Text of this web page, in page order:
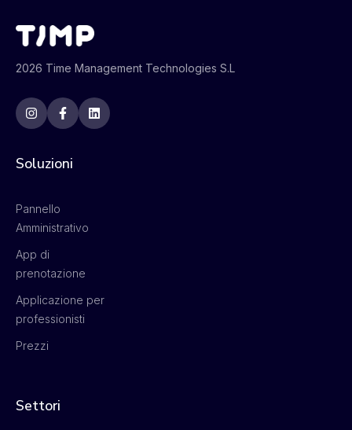
2026 Time Management Technologies S.L
Soluzioni
Pannello
Amministrativo
App di
prenotazione
Applicazione per
professionisti
Prezzi
Settori